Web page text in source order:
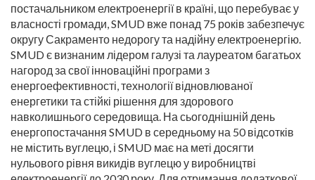
постачальником електроенергії в країні, що перебуває у
власності громади, SMUD вже понад 75 років забезпечує
округу Сакраменто недорогу та надійну електроенергію.
SMUD є визнаним лідером галузі та лауреатом багатьох
нагород за свої інноваційні програми з
енергоефективності, технології відновлюваної
енергетики та стійкі рішення для здорового
навколишнього середовища. На сьогоднішній день
енергопостачання SMUD в середньому на 50 відсотків
не містить вуглецю, і SMUD має на меті досягти
нульового рівня викидів вуглецю у виробництві